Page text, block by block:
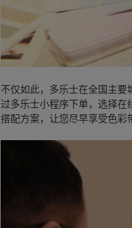
不仅如此，多乐士在全国主
过多乐士小程序下单，选择
搭配方案，让您尽早享受色彩